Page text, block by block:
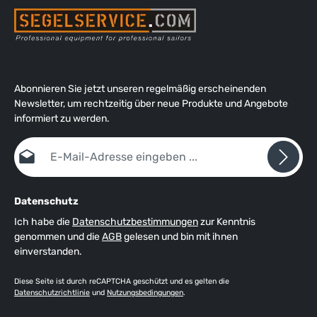
Abonnieren Sie jetzt unseren regelmäßig erscheinenden
Newsletter, um rechtzeitig über neue Produkte und Angebote
informiert zu werden.
E-Mail-Adresse*
Datenschutz
Ich habe die Datenschutzbestimmungenzur Kenntnis
genommen und dieAGBgelesen und bin mit ihnen
einverstanden.
Diese Seite ist durch reCAPTCHA geschützt und es gelten die
Datenschutzrichtlinie und Nutzungsbedingungen.